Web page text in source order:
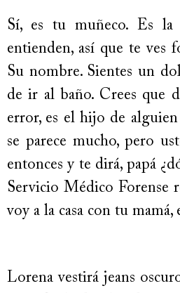
Sí, es tu muñeco. Es
entienden, así que te ves
Su nombre. Sientes un
de ir al baño. Crees que
error, es el hijo de
se parece mucho, pero
entonces y te dirá, papá
Servicio Médico Forense
voy a la casa con tu mamá,
Lorena vestirá jeans